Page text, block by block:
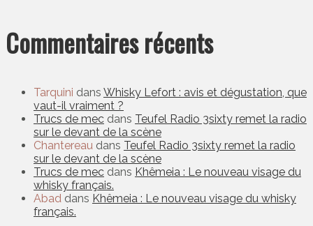
Commentaires récents
Tarquini dans Whisky Lefort : avis et dégustation, que
vaut-il vraiment ?
Trucs de mec dans Teufel Radio 3sixty remet la radio
sur le devant de la scène
Chantereau dans Teufel Radio 3sixty remet la radio
sur le devant de la scène
Trucs de mec dans Khêmeia : Le nouveau visage du
whisky français.
Abad dans Khêmeia : Le nouveau visage du whisky
français.